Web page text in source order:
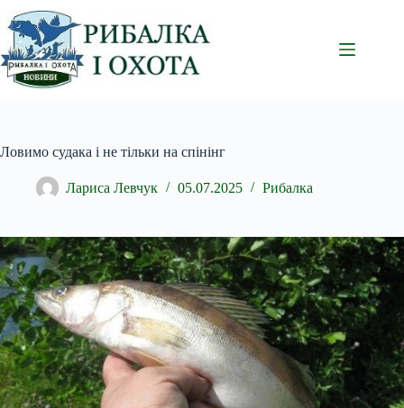
Перейти
до
вмісту
Ловимо судака і не тільки на спінінг
Лариса Левчук 05.07.2025 Рибалка